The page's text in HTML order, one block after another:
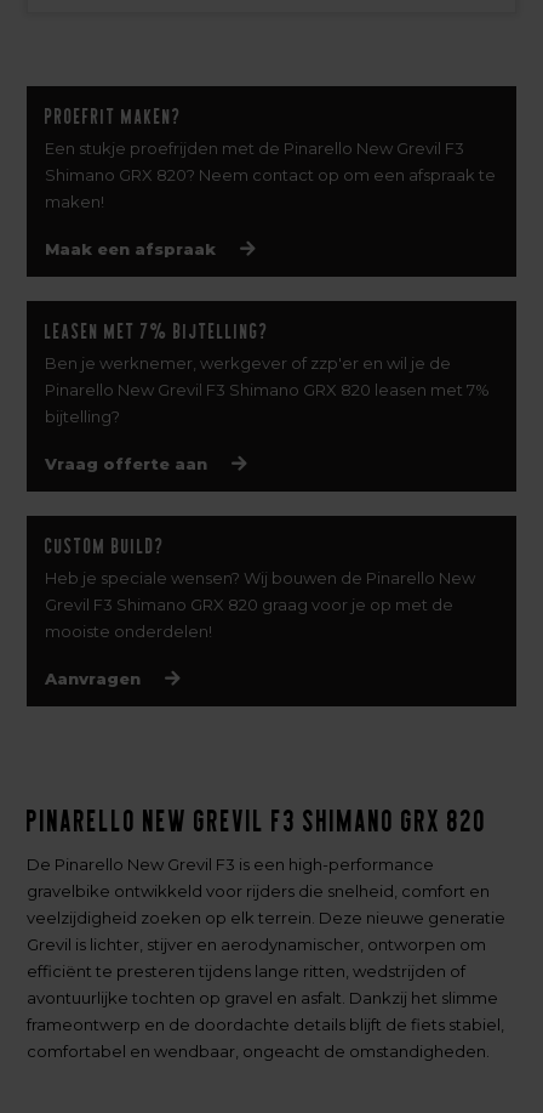
Proefrit maken?
Een stukje proefrijden met de Pinarello New Grevil F3
Shimano GRX 820? Neem contact op om een afspraak te
maken!
Maak een afspraak
Leasen met 7% bijtelling?
Ben je werknemer, werkgever of zzp'er en wil je de
Pinarello New Grevil F3 Shimano GRX 820 leasen met 7%
bijtelling?
Vraag offerte aan
Custom build?
Heb je speciale wensen? Wij bouwen de Pinarello New
Grevil F3 Shimano GRX 820 graag voor je op met de
mooiste onderdelen!
Aanvragen
Pinarello New Grevil F3 Shimano GRX 820
De Pinarello New Grevil F3 is een high-performance
gravelbike ontwikkeld voor rijders die snelheid, comfort en
veelzijdigheid zoeken op elk terrein. Deze nieuwe generatie
Grevil is lichter, stijver en aerodynamischer, ontworpen om
efficiënt te presteren tijdens lange ritten, wedstrijden of
avontuurlijke tochten op gravel en asfalt. Dankzij het slimme
frameontwerp en de doordachte details blijft de fiets stabiel,
comfortabel en wendbaar, ongeacht de omstandigheden.